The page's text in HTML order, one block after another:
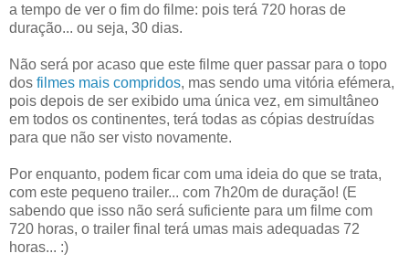
a tempo de ver o fim do filme: pois terá 720 horas de
duração... ou seja, 30 dias.
Não será por acaso que este filme quer passar para o topo
dos filmes mais compridos, mas sendo uma vitória efémera,
pois depois de ser exibido uma única vez, em simultâneo
em todos os continentes, terá todas as cópias destruídas
para que não ser visto novamente.
Por enquanto, podem ficar com uma ideia do que se trata,
com este pequeno trailer... com 7h20m de duração! (E
sabendo que isso não será suficiente para um filme com
720 horas, o trailer final terá umas mais adequadas 72
horas... :)